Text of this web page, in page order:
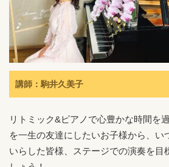
講師：駒井久美子
リトミック&ピアノで心豊かな時間を
を一生の友達にしたいお子様から、い
いらした皆様、ステージでの演奏を目